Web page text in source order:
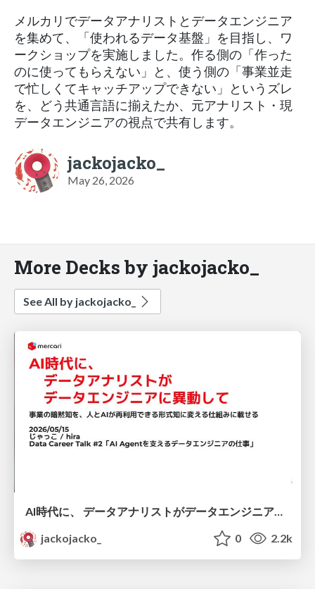
メルカリでデータアナリストとデータエンジニア
を集めて、「使われるデータ基盤」を目指し、ワ
ークショップを実施しました。作る側の「作った
のに使ってもらえない」と、使う側の「事業並走
で忙しくてキャッチアップできない」というズレ
を、どう共通言語に揃えたか、元アナリスト・現
データエンジニアの視点で共有します。
jackojacko_
May 26, 2026
More Decks by jackojacko_
See All by jackojacko_
AI時代に、 データアナリストがデータエンジニアに異動して
jackojacko_
0 2.2k